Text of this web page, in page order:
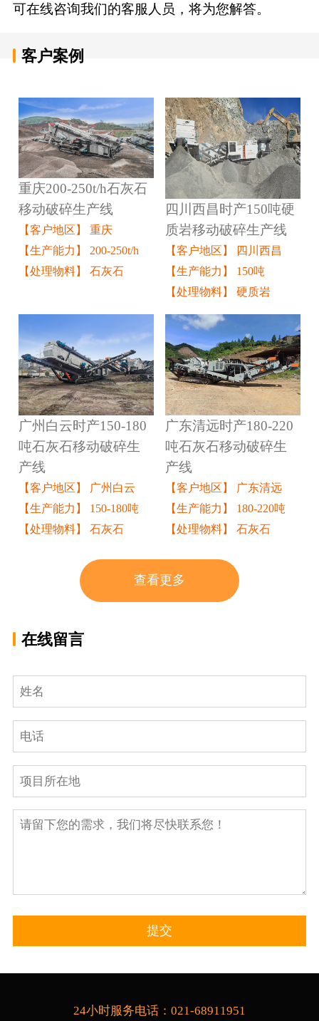
可在线咨询我们的客服人员，将为您解答。
客户案例
重庆200-250t/h石灰石
移动破碎生产线
【客户地区】 重庆
【生产能力】 200-250t/h
【处理物料】 石灰石
四川西昌时产150吨硬
质岩移动破碎生产线
【客户地区】 四川西昌
【生产能力】 150吨
【处理物料】 硬质岩
广州白云时产150-180
吨石灰石移动破碎生
产线
【客户地区】 广州白云
【生产能力】 150-180吨
【处理物料】 石灰石
广东清远时产180-220
吨石灰石移动破碎生
产线
【客户地区】 广东清远
【生产能力】 180-220吨
【处理物料】 石灰石
查看更多
在线留言
24小时服务电话：021-68911951